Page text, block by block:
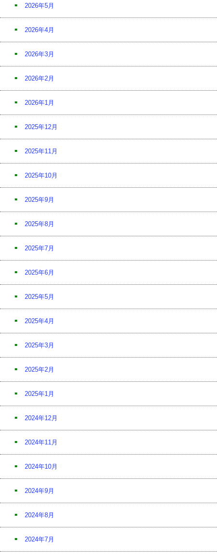
2026年5月
2026年4月
2026年3月
2026年2月
2026年1月
2025年12月
2025年11月
2025年10月
2025年9月
2025年8月
2025年7月
2025年6月
2025年5月
2025年4月
2025年3月
2025年2月
2025年1月
2024年12月
2024年11月
2024年10月
2024年9月
2024年8月
2024年7月